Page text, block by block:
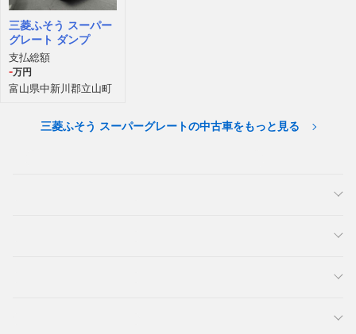
三菱ふそう スーパー
グレート ダンプ
支払総額
-万円
富山県中新川郡立山町
三菱ふそう スーパーグレートの中古車をもっと見る